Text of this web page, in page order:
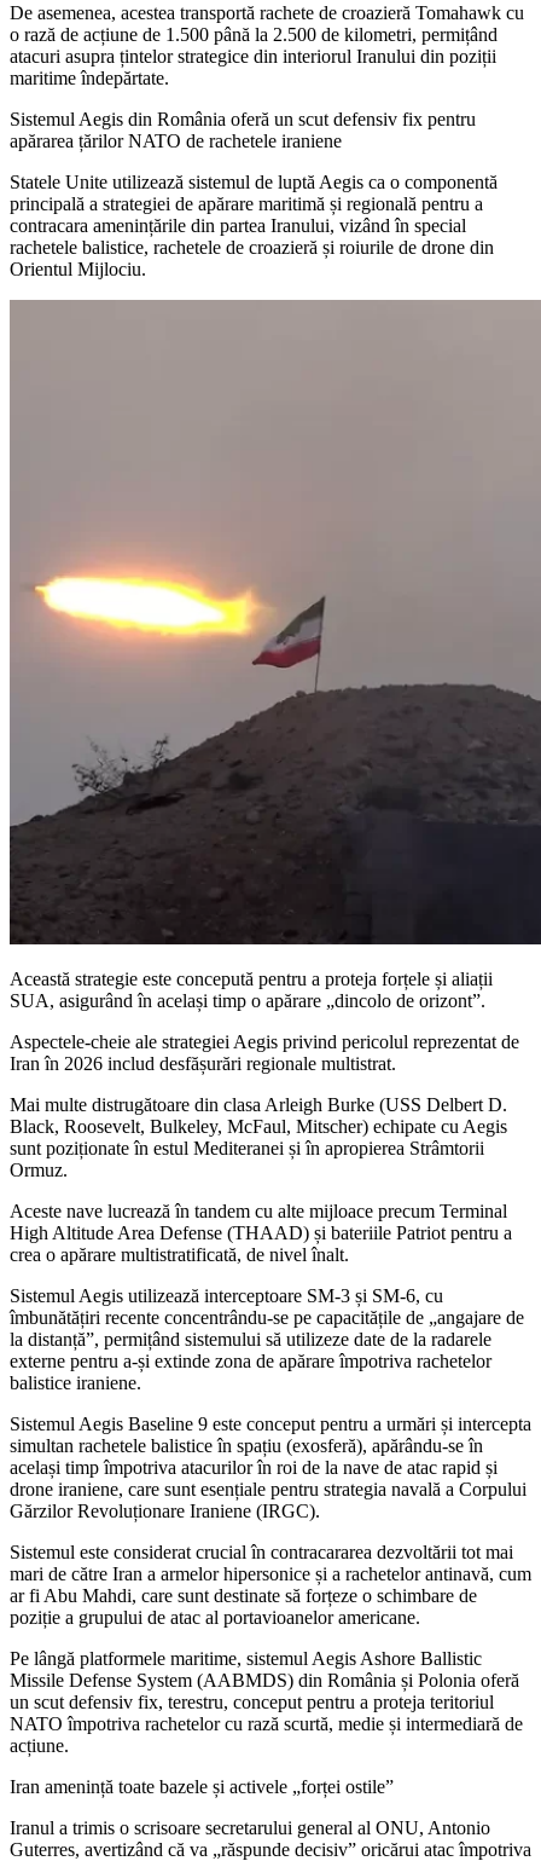
De asemenea, acestea transportă rachete de croazieră Tomahawk cu
o rază de acțiune de 1.500 până la 2.500 de kilometri, permițând
atacuri asupra țintelor strategice din interiorul Iranului din poziții
maritime îndepărtate.
Sistemul Aegis din România oferă un scut defensiv fix pentru
apărarea țărilor NATO de rachetele iraniene
Statele Unite utilizează sistemul de luptă Aegis ca o componentă
principală a strategiei de apărare maritimă și regională pentru a
contracara amenințările din partea Iranului, vizând în special
rachetele balistice, rachetele de croazieră și roiurile de drone din
Orientul Mijlociu.
Această strategie este concepută pentru a proteja forțele și aliații
SUA, asigurând în același timp o apărare „dincolo de orizont”.
Aspectele-cheie ale strategiei Aegis privind pericolul reprezentat de
Iran în 2026 includ desfășurări regionale multistrat.
Mai multe distrugătoare din clasa Arleigh Burke (USS Delbert D.
Black, Roosevelt, Bulkeley, McFaul, Mitscher) echipate cu Aegis
sunt poziționate în estul Mediteranei și în apropierea Strâmtorii
Ormuz.
Aceste nave lucrează în tandem cu alte mijloace precum Terminal
High Altitude Area Defense (THAAD) și bateriile Patriot pentru a
crea o apărare multistratificată, de nivel înalt.
Sistemul Aegis utilizează interceptoare SM-3 și SM-6, cu
îmbunătățiri recente concentrându-se pe capacitățile de „angajare de
la distanță”, permițând sistemului să utilizeze date de la radarele
externe pentru a-și extinde zona de apărare împotriva rachetelor
balistice iraniene.
Sistemul Aegis Baseline 9 este conceput pentru a urmări și intercepta
simultan rachetele balistice în spațiu (exosferă), apărându-se în
același timp împotriva atacurilor în roi de la nave de atac rapid și
drone iraniene, care sunt esențiale pentru strategia navală a Corpului
Gărzilor Revoluționare Iraniene (IRGC).
Sistemul este considerat crucial în contracararea dezvoltării tot mai
mari de către Iran a armelor hipersonice și a rachetelor antinavă, cum
ar fi Abu Mahdi, care sunt destinate să forțeze o schimbare de
poziție a grupului de atac al portavioanelor americane.
Pe lângă platformele maritime, sistemul Aegis Ashore Ballistic
Missile Defense System (AABMDS) din România și Polonia oferă
un scut defensiv fix, terestru, conceput pentru a proteja teritoriul
NATO împotriva rachetelor cu rază scurtă, medie și intermediară de
acțiune.
Iran amenință toate bazele și activele „forței ostile”
Iranul a trimis o scrisoare secretarului general al ONU, Antonio
Guterres, avertizând că va „răspunde decisiv” oricărui atac împotriva